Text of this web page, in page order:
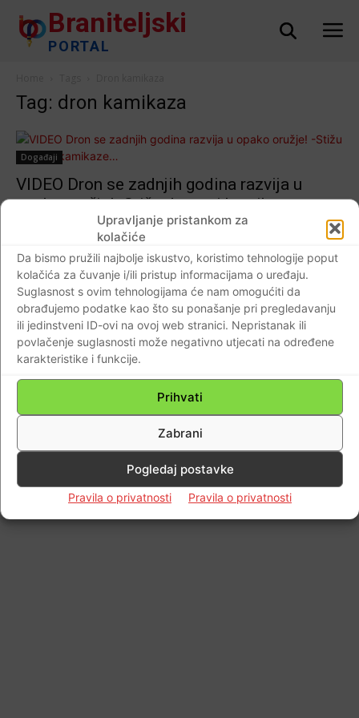
Upravljanje pristankom za
kolačiće
Da bismo pružili najbolje iskustvo, koristimo tehnologije poput
kolačića za čuvanje i/ili pristup informacijama o uređaju.
Suglasnost s ovim tehnologijama će nam omogućiti da
obrađujemo podatke kao što su ponašanje pri pregledavanju
ili jedinstveni ID-ovi na ovoj web stranici. Nepristanak ili
povlačenje suglasnosti može negativno utjecati na određene
karakteristike i funkcije.
Prihvati
Zabrani
Pogledaj postavke
Pravila o privatnosti Pravila o privatnosti
Braniteljski
PORTAL
Tag: dron kamikaza
Događaji
VIDEO Dron se zadnjih godina razvija u
opako oružje! -Stižu dronovi kamikaze…
Braniteljski portal - 22.02.2019 2
Impressum Kontaktirajte nas Pravila o privatnosti
© Newspaper WordPress Theme by TagDiv